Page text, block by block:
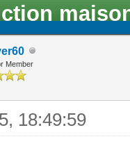
Member
18:49:59